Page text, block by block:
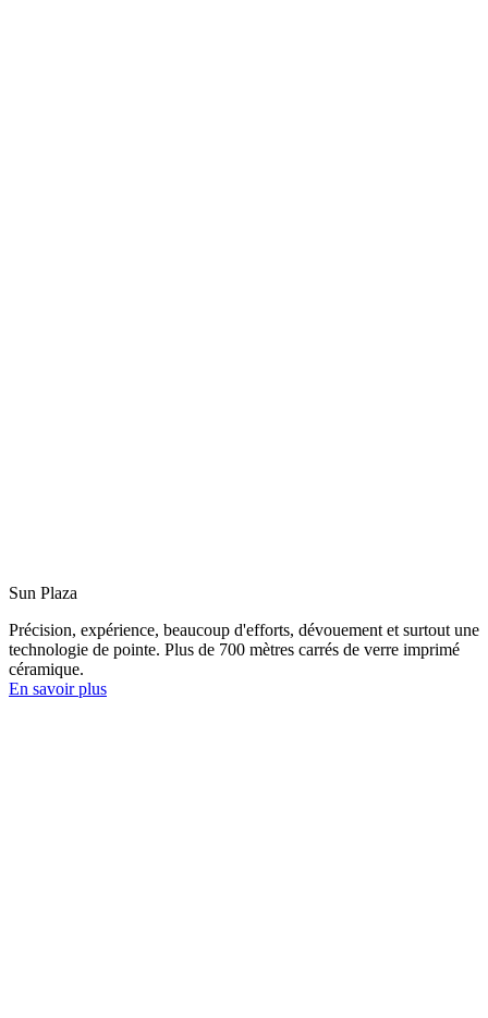
Sun Plaza
Précision, expérience, beaucoup d'efforts, dévouement et surtout une
technologie de pointe. Plus de 700 mètres carrés de verre imprimé
céramique.
En savoir plus